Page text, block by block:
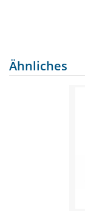
Ähnliches